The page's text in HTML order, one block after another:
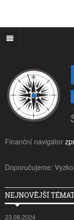
Finanční navigátor
Doporučujeme:
NEJNOVĚJŠÍ
23.08.2024